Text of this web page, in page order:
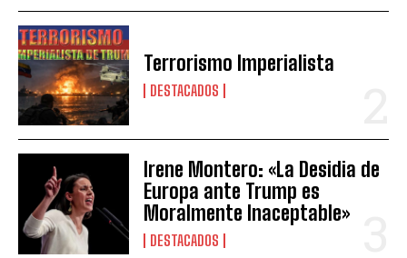
Terrorismo Imperialista
DESTACADOS
Irene Montero: «La Desidia de
Europa ante Trump es
Moralmente Inaceptable»
DESTACADOS